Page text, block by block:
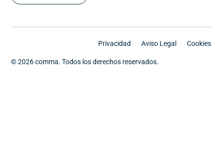
© 2026 comma. Todos los derechos reservados.
Privacidad Aviso Legal Cookies